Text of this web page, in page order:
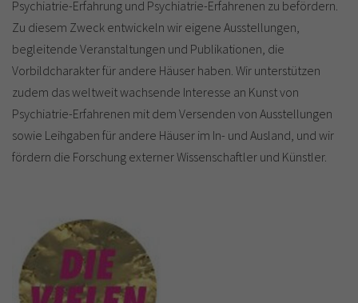
Psychiatrie-Erfahrung und Psychiatrie-Erfahrenen zu befördern.
Zu diesem Zweck entwickeln wir eigene Ausstellungen,
begleitende Veranstaltungen und Publikationen, die
Vorbildcharakter für andere Häuser haben. Wir unterstützen
zudem das weltweit wachsende Interesse an Kunst von
Psychiatrie-Erfahrenen mit dem Versenden von Ausstellungen
sowie Leihgaben für andere Häuser im In- und Ausland, und wir
fördern die Forschung externer Wissenschaftler und Künstler.